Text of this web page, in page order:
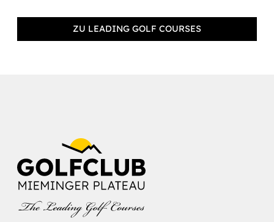
ZU LEADING GOLF COURSES